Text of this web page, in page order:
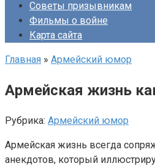
Советы призывникам
Фильмы о войне
Карта сайта
Главная » Армейский юмор
Армейская жизнь
Рубрика: Армейский юмор
Армейская жизнь всегда
анекдотов, который